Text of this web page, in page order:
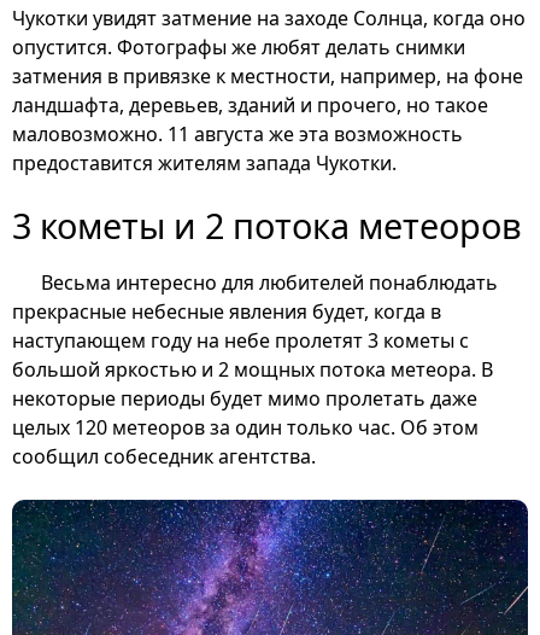
Чукотки увидят затмение на заходе Солнца, когда оно
опустится. Фотографы же любят делать снимки
затмения в привязке к местности, например, на фоне
ландшафта, деревьев, зданий и прочего, но такое
маловозможно. 11 августа же эта возможность
предоставится жителям запада Чукотки.
3 кометы и 2 потока метеоров
Весьма интересно для любителей понаблюдать
прекрасные небесные явления будет, когда в
наступающем году на небе пролетят 3 кометы с
большой яркостью и 2 мощных потока метеора. В
некоторые периоды будет мимо пролетать даже
целых 120 метеоров за один только час. Об этом
сообщил собеседник агентства.